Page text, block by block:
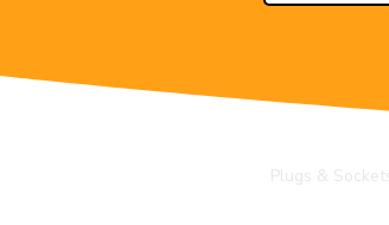
Plugs & Sockets